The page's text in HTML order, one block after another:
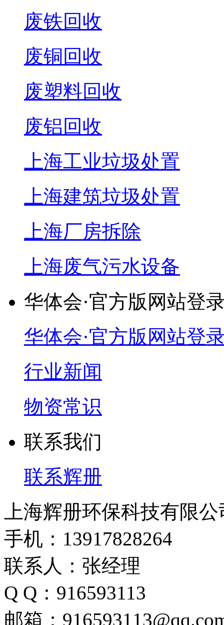
废铁回收
废铜回收
废塑料回收
废铝回收
上海工业垃圾处置
上海建筑垃圾处置
上海厂房拆除
上海废气污水设备
华体会·官方版网站登
华体会·官方版网站登
行业新闻
物资常识
联系我们
联系辉册
上海辉册环保科技有限公
手机：13917828264
联系人：张经理
Q Q：916593113
邮箱：